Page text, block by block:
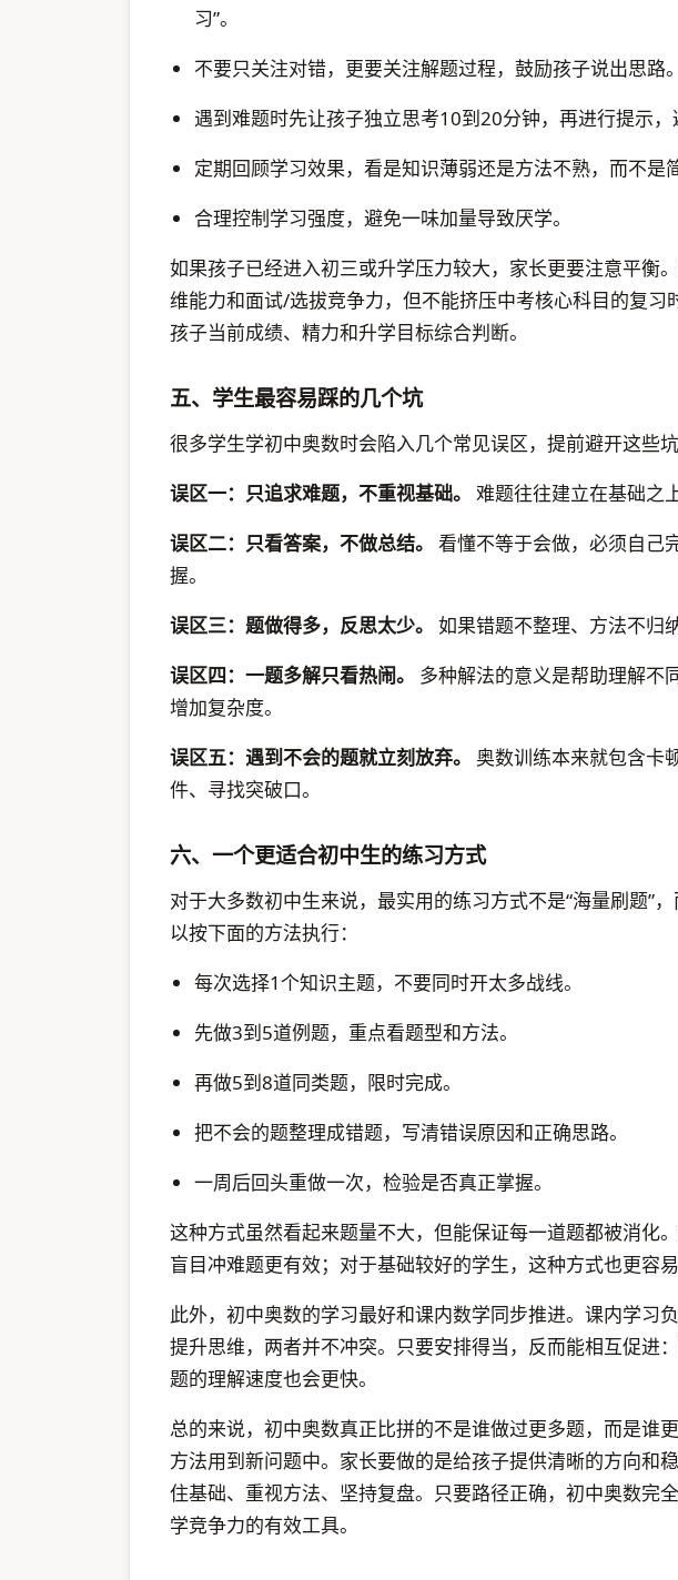
习”。
不要只关注对错，更要关注解题过程，鼓励孩子说出思路。
遇到难题时先让孩子独立思考10到20分钟，再进行提示，
定期回顾学习效果，看是知识薄弱还是方法不熟，而不是
合理控制学习强度，避免一味加量导致厌学。
如果孩子已经进入初三或升学压力较大，家长更要注意平衡
维能力和面试/选拔竞争力，但不能挤压中考核心科目的复习
孩子当前成绩、精力和升学目标综合判断。
五、学生最容易踩的几个坑
很多学生学初中奥数时会陷入几个常见误区，提前避开这些
误区一：只追求难题，不重视基础。
难题往往建立在基础之
误区二：只看答案，不做总结。
看懂不等于会做，必须自己
握。
误区三：题做得多，反思太少。
如果错题不整理、方法不归
误区四：一题多解只看热闹。
多种解法的意义是帮助理解不
增加复杂度。
误区五：遇到不会的题就立刻放弃。
奥数训练本来就包含卡
件、寻找突破口。
六、一个更适合初中生的练习方式
对于大多数初中生来说，最实用的练习方式不是“海量刷题”
以按下面的方法执行：
每次选择1个知识主题，不要同时开太多战线。
先做3到5道例题，重点看题型和方法。
再做5到8道同类题，限时完成。
把不会的题整理成错题，写清错误原因和正确思路。
一周后回头重做一次，检验是否真正掌握。
这种方式虽然看起来题量不大，但能保证每一道题都被消化
盲目冲难题更有效；对于基础较好的学生，这种方式也更容易
此外，初中奥数的学习最好和课内数学同步推进。课内学习
提升思维，两者并不冲突。只要安排得当，反而能相互促进
题的理解速度也会更快。
总的来说，初中奥数真正比拼的不是谁做过更多题，而是谁
方法用到新问题中。家长要做的是给孩子提供清晰的方向和
住基础、重视方法、坚持复盘。只要路径正确，初中奥数完
学竞争力的有效工具。